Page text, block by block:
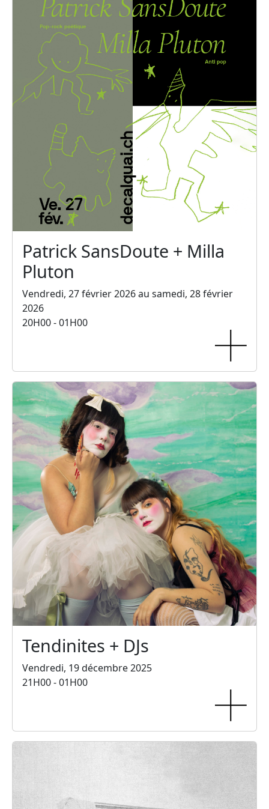
Patrick SansDoute + Milla
Pluton
Vendredi, 27 février 2026 au samedi, 28 février
2026
20H00 - 01H00
Tendinites + DJs
Vendredi, 19 décembre 2025
21H00 - 01H00